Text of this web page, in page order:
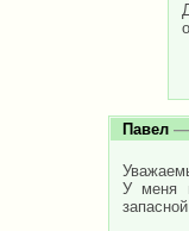
Павел —
У меня